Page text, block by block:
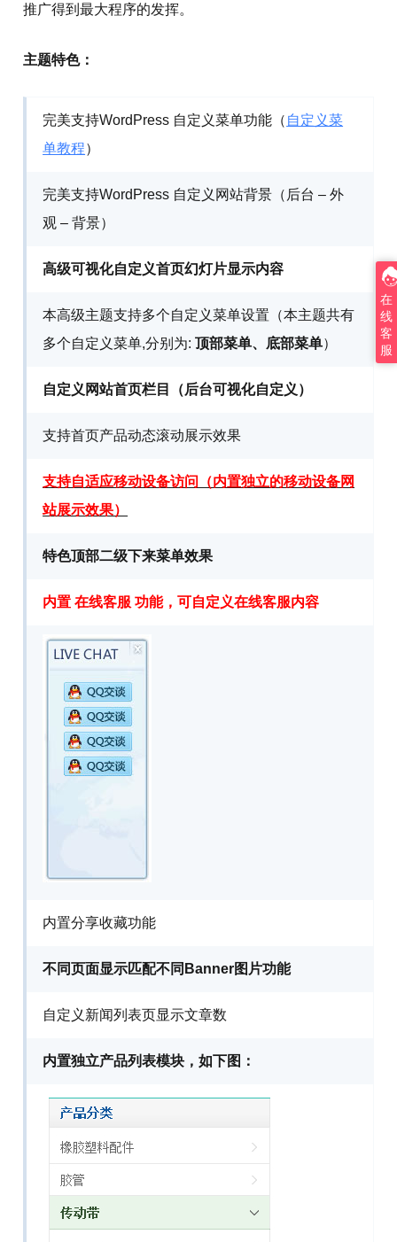
推广得到最大程序的发挥。
主题特色：
完美支持WordPress 自定义菜单功能（ 自定义菜
单教程）
完美支持WordPress 自定义网站背景（后台 – 外
观 – 背景）
高级可视化自定义首页幻灯片显示内容
本高级主题支持多个自定义菜单设置（本主题共有
多个自定义菜单,分别为:顶部菜单、底部菜单）
自定义网站首页栏目（后台可视化自定义）
支持首页产品动态滚动展示效果
支持自适应移动设备访问（内置独立的移动设备网
站展示效果）
特色顶部二级下来菜单效果
内置 在线客服 功能，可自定义在线客服内容
内置分享收藏功能
不同页面显示匹配不同Banner图片功能
自定义新闻列表页显示文章数
内置独立产品列表模块，如下图：
在
线
客
服